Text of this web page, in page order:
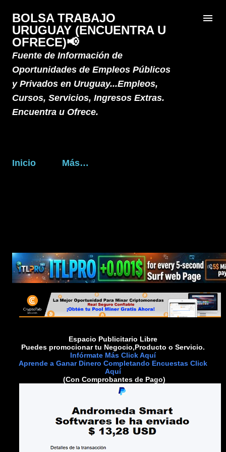
Ir al contenido principal
BOLSA TRABAJO
URUGUAY (ENCUENTRA U
OFRECE)📢
Fuente de Información de
Oportunidades de Empleos Públicos
y Privados en Uruguay...Empleos,
Cursos, Servicios, Ingresos Extras.
Encuentra u Ofrece.
Inicio Más…
Espacio Publicitario Libre
Puedes promocionar tu Negocio,Producto o Servicio.
Infórmate Más Click Aquí
Aprende a Ganar Dinero Completando Encuestas Click
Aquí
(Con Comprobantes de Pago)